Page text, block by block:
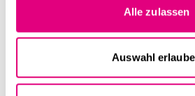
Alle zulassen
Auswahl
Marktplatzfinden
Raumsysteme – von
Eventcontainern mit
Verglasungen bis zu